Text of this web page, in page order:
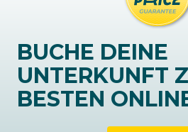
BUCHE DEINE
UNTERKUNFT
BESTEN